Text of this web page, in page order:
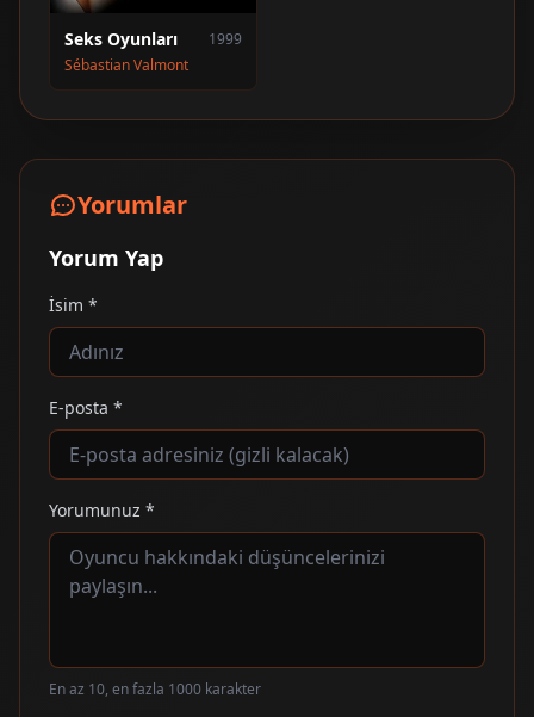
Seks Oyunları
1999
Sébastian Valmont
Yorumlar
Yorum Yap
İsim *
E-posta *
Yorumunuz *
En az 10, en fazla 1000 karakter